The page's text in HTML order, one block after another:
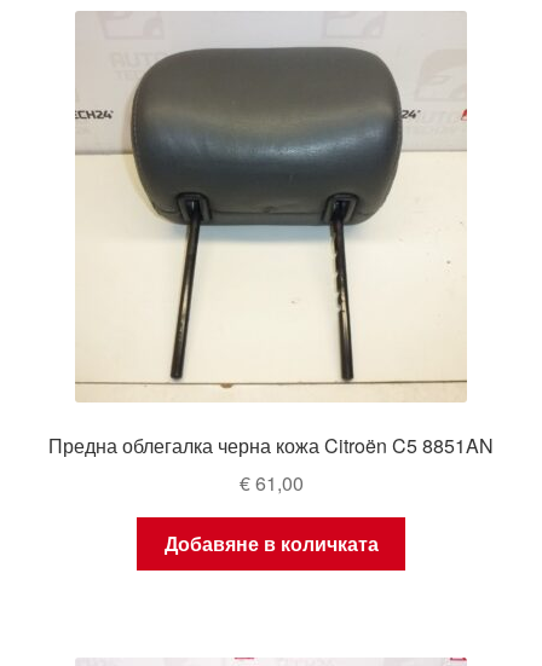
Предна облегалка черна кожа Citroën C5 8851AN
€61,00
Добавяне в количката